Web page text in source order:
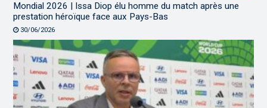
Mondial 2026 | Issa Diop élu homme du match après une
prestation héroïque face aux Pays-Bas
30/06/2026